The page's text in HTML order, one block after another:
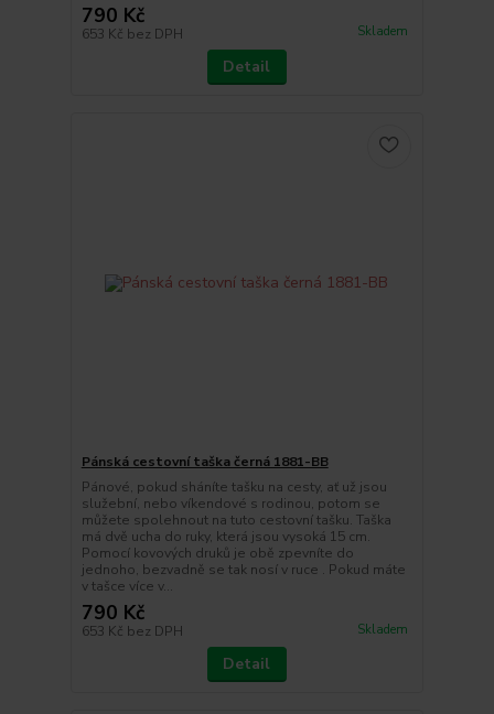
790 Kč
653 Kč bez DPH Skladem
Detail
Pánská cestovní taška černá 1881-BB
Pánové, pokud sháníte tašku na cesty, ať už jsou
služební, nebo víkendové s rodinou, potom se
můžete spolehnout na tuto cestovní tašku. Taška
má dvě ucha do ruky, která jsou vysoká 15 cm.
Pomocí kovových druků je obě zpevníte do
jednoho, bezvadně se tak nosí v ruce . Pokud máte
v tašce více v...
790 Kč
653 Kč bez DPH Skladem
Detail